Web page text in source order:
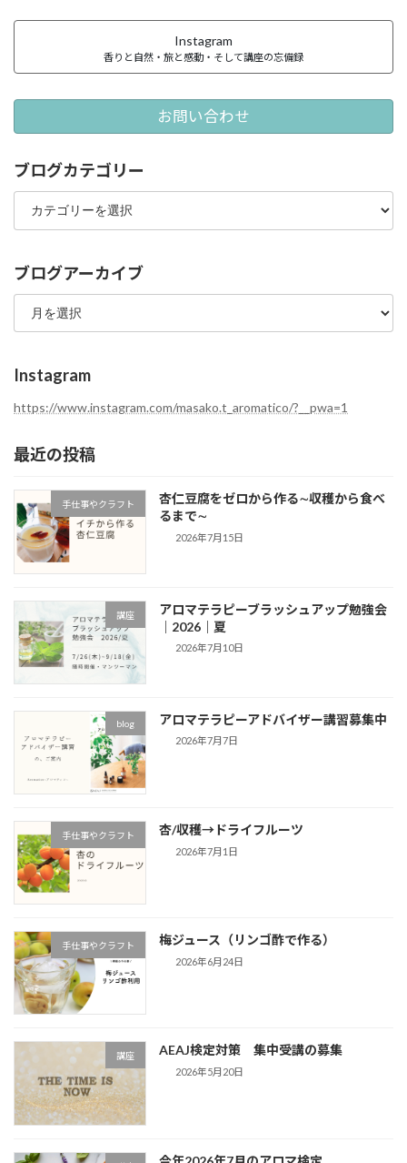
Instagram
香りと自然・旅と感動・そして講座の忘備録
お問い合わせ
ブログカテゴリー
ブ
グ
テ
ゴ
リ
ブログアーカイブ
ブ
グ
ー
カ
イ
Instagram
https://www.instagram.com/masako.t_aromatico/?__pwa=1
最近の投稿
手仕事やクラフト
杏仁豆腐をゼロから作る∼収穫から食べ
るまで∼
2026年7月15日
講座
アロマテラピーブラッシュアップ勉強会
｜2026｜夏
2026年7月10日
blog アロマテラピーアドバイザー講習募集中
2026年7月7日
手仕事やクラフト 杏/収穫→ドライフルーツ
2026年7月1日
手仕事やクラフト 梅ジュース（リンゴ酢で作る）
2026年6月24日
講座 AEAJ検定対策 集中受講の募集
2026年5月20日